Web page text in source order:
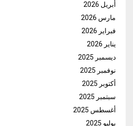
أبريل 2026
مارس 2026
فبراير 2026
يناير 2026
ديسمبر 2025
نوفمبر 2025
أكتوبر 2025
سبتمبر 2025
أغسطس 2025
يوليو 2025